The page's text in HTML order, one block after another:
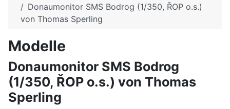
Donaumonitor SMS Bodrog (1/350, ŘOP o.s.)
von Thomas Sperling
Modelle
Donaumonitor SMS Bodrog
(1/350, ŘOP o.s.) von Thomas
Sperling